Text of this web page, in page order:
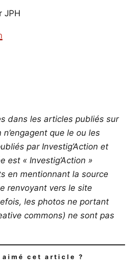
JPH
dans les articles publiés sur
n’engagent que le ou les
par Investig’Action et
est « Investig’Action »
en mentionnant la source
renvoyant vers le site
les photos ne portant
commons) ne sont pas
aimé cet article ?